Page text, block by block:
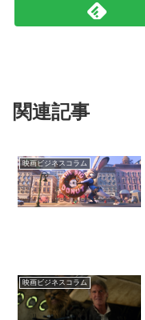
関連記事
映画ビジネスコラム
映画ビジネスコラム